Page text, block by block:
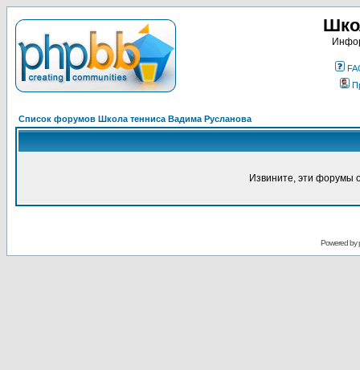
Список форумов Школа тенниса Вадима Русланова
Извините, эти форумы
Powered by